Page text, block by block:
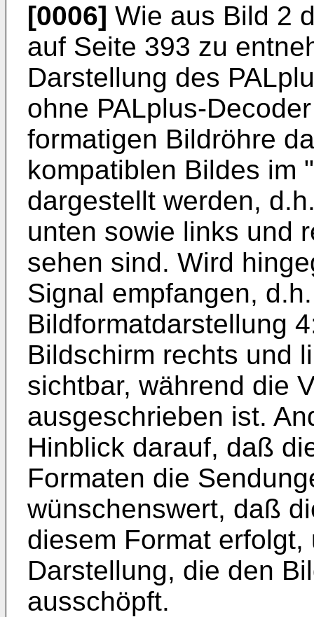
[0006] Wie aus Bild 2
auf Seite 393 zu
Darstellung des
ohne PALplus-
formatigen Bildröhre
kompatiblen Bildes im
dargestellt werden,
unten sowie links und
sehen sind. Wird
Signal empfangen,
Bildformatdarstellung
Bildschirm rechts und
sichtbar, während die
ausgeschrieben ist.
Hinblick darauf, daß
Formaten die
wünschenswert, daß
diesem Format
Darstellung, die den
ausschöpft.